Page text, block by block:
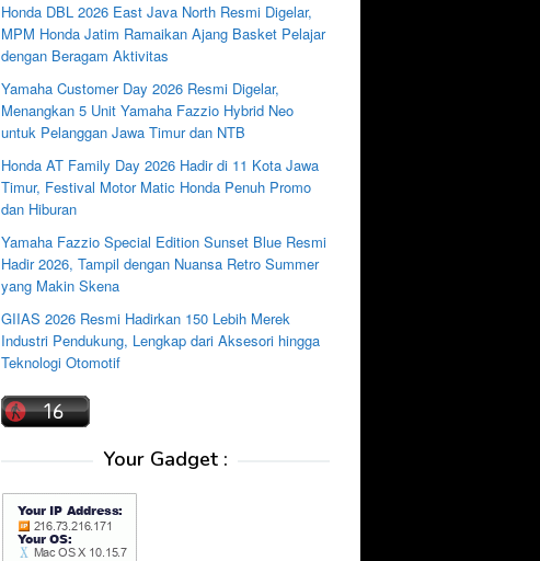
Honda DBL 2026 East Java North Resmi Digelar,
MPM Honda Jatim Ramaikan Ajang Basket Pelajar
dengan Beragam Aktivitas
Yamaha Customer Day 2026 Resmi Digelar,
Menangkan 5 Unit Yamaha Fazzio Hybrid Neo
untuk Pelanggan Jawa Timur dan NTB
Honda AT Family Day 2026 Hadir di 11 Kota Jawa
Timur, Festival Motor Matic Honda Penuh Promo
dan Hiburan
Yamaha Fazzio Special Edition Sunset Blue Resmi
Hadir 2026, Tampil dengan Nuansa Retro Summer
yang Makin Skena
GIIAS 2026 Resmi Hadirkan 150 Lebih Merek
Industri Pendukung, Lengkap dari Aksesori hingga
Teknologi Otomotif
Your Gadget :